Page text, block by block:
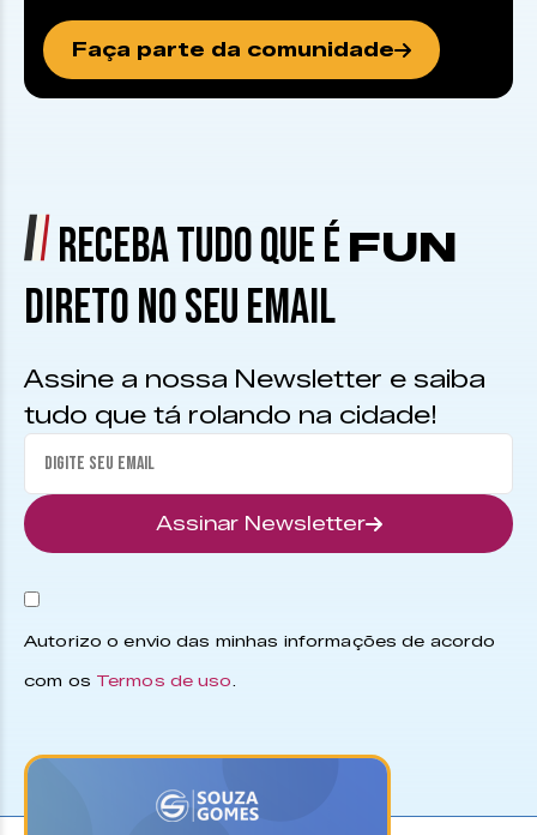
Faça parte da comunidade
RECEBA TUDO QUE É FUN
DIRETO NO SEU EMAIL
Assine a nossa Newsletter e saiba
tudo que tá rolando na cidade!
Assinar Newsletter
Autorizo o envio das minhas informações de acordo
com os Termos de uso.